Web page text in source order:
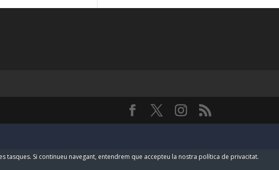
Si continueu navegant, entendrem que accepteu la nostra política de privacitat.